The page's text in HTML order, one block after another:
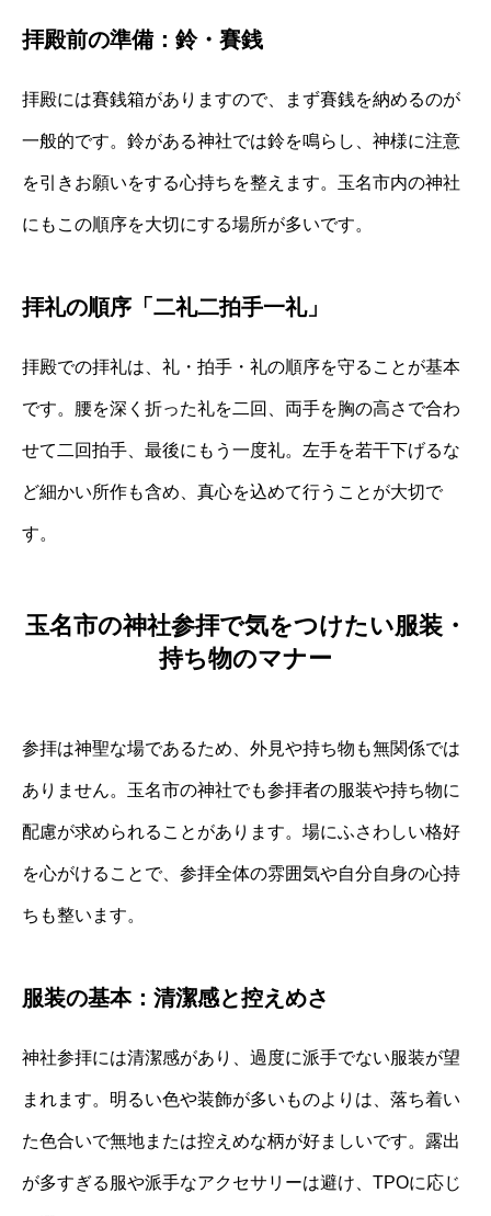
拝殿前の準備：鈴・賽銭
拝殿には賽銭箱がありますので、まず賽銭を納めるのが
一般的です。鈴がある神社では鈴を鳴らし、神様に注意
を引きお願いをする心持ちを整えます。玉名市内の神社
にもこの順序を大切にする場所が多いです。
拝礼の順序「二礼二拍手一礼」
拝殿での拝礼は、礼・拍手・礼の順序を守ることが基本
です。腰を深く折った礼を二回、両手を胸の高さで合わ
せて二回拍手、最後にもう一度礼。左手を若干下げるな
ど細かい所作も含め、真心を込めて行うことが大切で
す。
玉名市の神社参拝で気をつけたい服装・
持ち物のマナー
参拝は神聖な場であるため、外見や持ち物も無関係では
ありません。玉名市の神社でも参拝者の服装や持ち物に
配慮が求められることがあります。場にふさわしい格好
を心がけることで、参拝全体の雰囲気や自分自身の心持
ちも整います。
服装の基本：清潔感と控えめさ
神社参拝には清潔感があり、過度に派手でない服装が望
まれます。明るい色や装飾が多いものよりは、落ち着い
た色合いで無地または控えめな柄が好ましいです。露出
が多すぎる服や派手なアクセサリーは避け、TPOに応じ